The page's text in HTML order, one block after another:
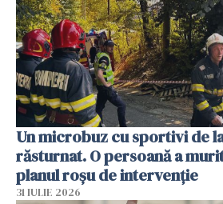
Un microbuz cu sportivi de
răsturnat. O persoană a
planul roșu de intervenție
31 IULIE 2026